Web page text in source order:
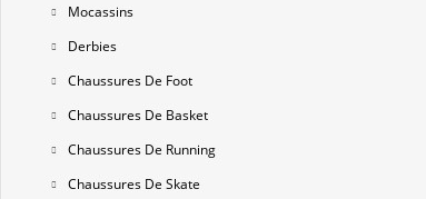
Mocassins
Derbies
Chaussures De Foot
Chaussures De Basket
Chaussures De Running
Chaussures De Skate